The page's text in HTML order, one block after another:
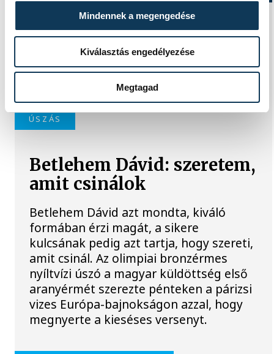
Mindennek a megengedése
Kiválasztás engedélyezése
Megtagad
Ideiglenes
forgalomkorlátozás a
Jókai utcában
ÚSZÁS
Betlehem Dávid: szeretem,
amit csinálok
Betlehem Dávid azt mondta, kiváló
formában érzi magát, a sikere
kulcsának pedig azt tartja, hogy szereti,
amit csinál. Az olimpiai bronzérmes
nyíltvízi úszó a magyar küldöttség első
aranyérmét szerezte pénteken a párizsi
vizes Európa-bajnokságon azzal, hogy
megnyerte a kieséses versenyt.